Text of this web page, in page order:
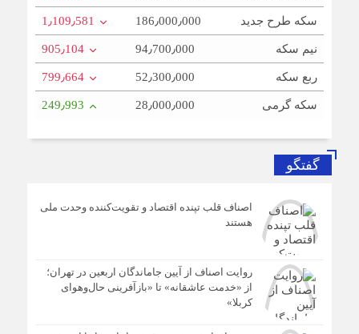
سکه طرح جدید 186٫000٫000 1٫109٫581
نیم سکه 94٫700٫000 905٫104
ربع سکه 52٫300٫000 799٫664
سکه گرمی 28٫000٫000 249٫993
گفتگو
اصناف قلب تپنده اقتصاد و تقویت‌کننده وحدت ملی
هستند
روایت اصناف از آیین جاماندگان اربعین در تهران؛
از «خدمت عاشقانه» تا «بازآفرینی حال‌وهوای
کربلا»